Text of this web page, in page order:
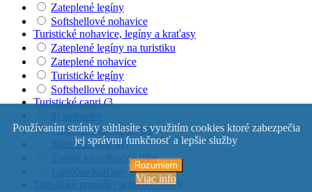
Zateplené legíny
Softshellové nohavice
Turistické nohavice, legíny a kraťasy
Zateplené legíny na turistiku
Zateplené nohavice
Turistické legíny
Softshellové nohavice
Turistické capri (3
Funkčné dlhé nohavice
Turistické kraťasy
Turistické nohavice dlhé
Turistické ponožky a podkolienky
Používaním stránky súhlasíte s využitím cookies ktoré zabezpečia
jej správnu funkčnosť a lepšie služby
Rozumiem
Viac info